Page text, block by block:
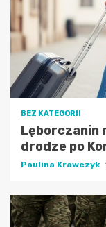
BEZ KATEGORII
Lęborczanin
drodze po
Paulina Krawczyk